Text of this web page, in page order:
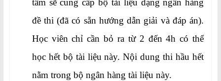
tâm sẽ cung cấp bộ tài liệu dạng ngân hàng
đề thi (đã có sẵn hướng dẫn giải và đáp án).
Học viên chỉ cần bỏ ra từ 2 đến 4h có thể
học hết bộ tài liệu này. Nội dung thi hầu hết
nằm trong bộ ngân hàng tài liệu này.